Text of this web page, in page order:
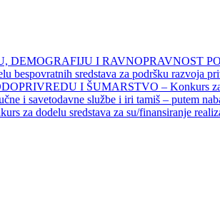
I RAVNOPRAVNOST
sredstava za podršku razvoja
I ŠUMARSTVO – Konkurs za
i savetodavne službe i iri tamiš ‒ putem
dodelu sredstava za su/finansiranje